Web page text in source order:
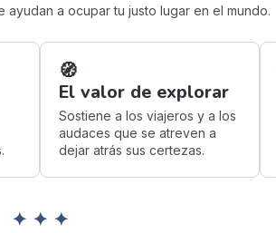
a ocupar tu justo lugar en el mundo.
🧭
El valor de explorar
Sostiene a los viajeros y a los
audaces que se atreven a
dejar atrás sus certezas.
✦ ✦ ✦